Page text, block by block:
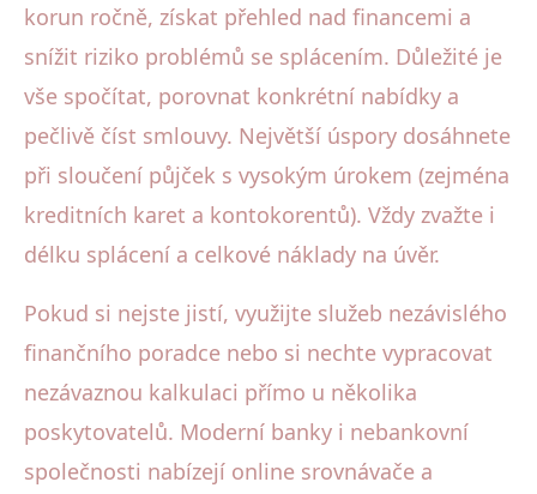
korun ročně, získat přehled nad financemi a
snížit riziko problémů se splácením. Důležité je
vše spočítat, porovnat konkrétní nabídky a
pečlivě číst smlouvy. Největší úspory dosáhnete
při sloučení půjček s vysokým úrokem (zejména
kreditních karet a kontokorentů). Vždy zvažte i
délku splácení a celkové náklady na úvěr.
Pokud si nejste jistí, využijte služeb nezávislého
finančního poradce nebo si nechte vypracovat
nezávaznou kalkulaci přímo u několika
poskytovatelů. Moderní banky i nebankovní
společnosti nabízejí online srovnávače a